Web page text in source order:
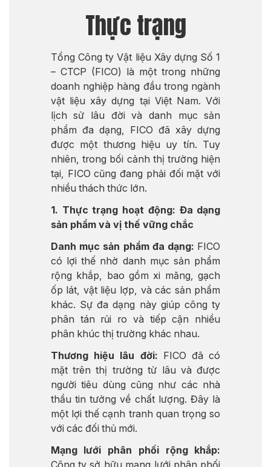
Thực trạng
Tổng Công ty Vật liệu Xây dựng Số 1
– CTCP (FICO) là một trong những
doanh nghiệp hàng đầu trong ngành
vật liệu xây dựng tại Việt Nam. Với
lịch sử lâu đời và danh mục sản
phẩm đa dạng, FICO đã xây dựng
được một thương hiệu uy tín. Tuy
nhiên, trong bối cảnh thị trường hiện
tại, FICO cũng đang phải đối mặt với
nhiều thách thức lớn.
1. Thực trạng hoạt động: Đa dạng
sản phẩm và vị thế vững chắc
Danh mục sản phẩm đa dạng: FICO
có lợi thế nhờ danh mục sản phẩm
rộng khắp, bao gồm xi măng, gạch
ốp lát, vật liệu lợp, và các sản phẩm
khác. Sự đa dạng này giúp công ty
phân tán rủi ro và tiếp cận nhiều
phân khúc thị trường khác nhau.
Thương hiệu lâu đời: FICO đã có
mặt trên thị trường từ lâu và được
người tiêu dùng cũng như các nhà
thầu tin tưởng về chất lượng. Đây là
một lợi thế cạnh tranh quan trọng so
với các đối thủ mới.
Mạng lưới phân phối rộng khắp: